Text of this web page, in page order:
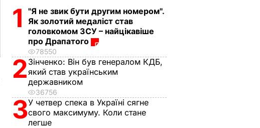
1
"Я не звик бути другим номером".
Як золотий медаліст став
головкомом ЗСУ – найцікавіше
про Драпатого
78550
2 Зінченко: Він був генералом КДБ,
який став українським
державником
36756
3У четвер спека в Україні сягне
свого максимуму. Коли стане
легше